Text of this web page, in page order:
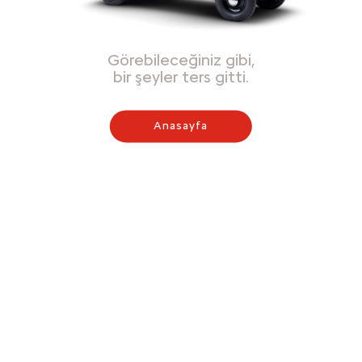
Görebileceğiniz gibi,
bir şeyler ters gitti.
Anasayfa